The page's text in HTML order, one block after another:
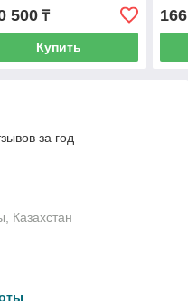
500₸
Купить
за год
Казахстан